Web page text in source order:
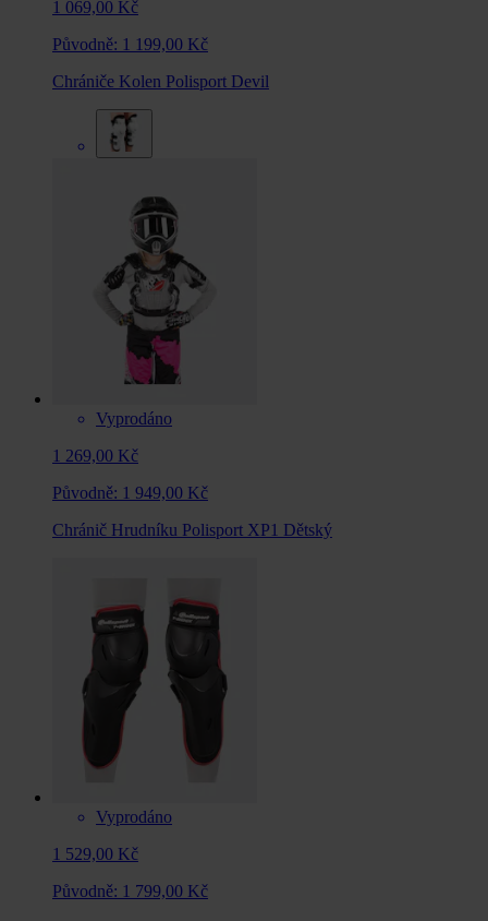
1 069,00 Kč
Původně: 1 199,00 Kč
Chrániče Kolen Polisport Devil
Vyprodáno
1 269,00 Kč
Původně: 1 949,00 Kč
Chránič Hrudníku Polisport XP1 Dětský
Vyprodáno
1 529,00 Kč
Původně: 1 799,00 Kč